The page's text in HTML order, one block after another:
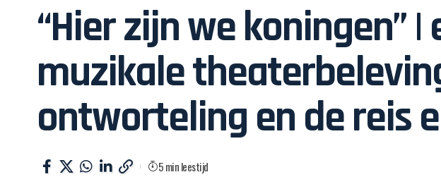
“Hier zijn we koningen” |
muzikale
ontworteling en de reis
5 min leestijd